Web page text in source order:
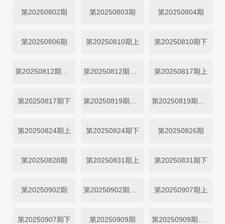
第20250802期 第20250803期 第20250804期
第20250806期 第20250810期上 第20250810期下
第20250817期上
第20250817期下
第20250824期上 第20250824期下 第20250826期
第20250828期 第20250831期上 第20250831期下
第20250902期 第20250907期上
第20250907期下 第20250909期